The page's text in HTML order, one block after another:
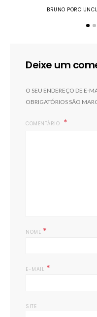
BRUNO
Deixe um
O SEU ENDEREÇO DE E-
OBRIGATÓRIOS SÃO
COMENTÁRIO
NOME *
E-MAIL *
SITE